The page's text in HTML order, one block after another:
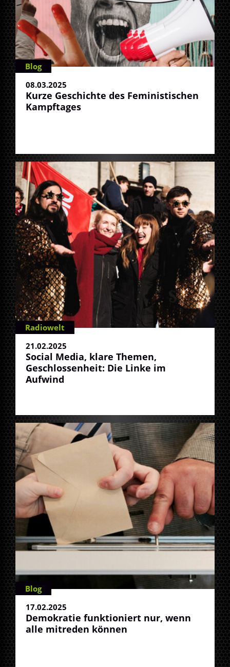
Blog
08.03.2025
Kurze Geschichte des Feministischen
Kampftages
Radiowelt
21.02.2025
Social Media, klare Themen,
Geschlossenheit: Die Linke im
Aufwind
Blog
17.02.2025
Demokratie funktioniert nur, wenn
alle mitreden können